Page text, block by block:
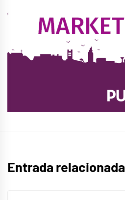
Entrada relacionada